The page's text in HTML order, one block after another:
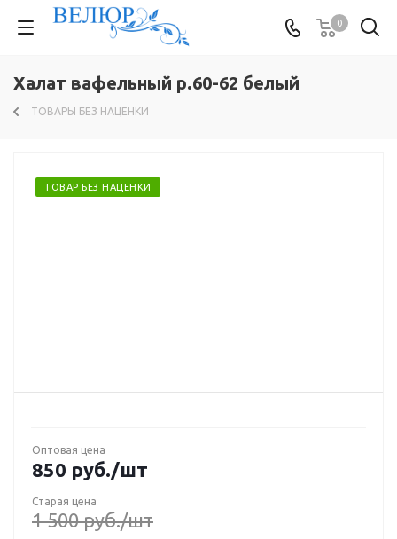
0
Халат вафельный р.60-62 белый
ТОВАРЫ БЕЗ НАЦЕНКИ
ТОВАР БЕЗ НАЦЕНКИ
Оптовая цена
850 руб./шт
Старая цена
1 500руб./шт